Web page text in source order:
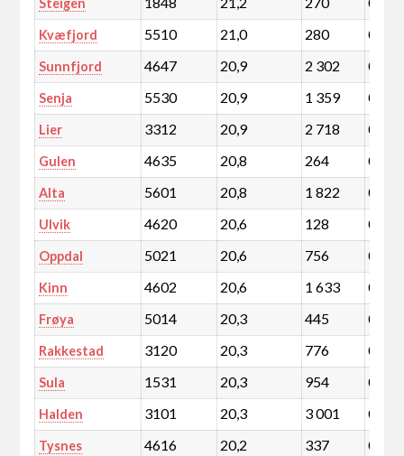
Kvæfjord 5510 21,0 280 0,0
Sunnfjord 4647 20,9 2 302 0,4
Senja 5530 20,9 1 359 0,2
Lier 3312 20,9 2 718 0,5
Gulen 4635 20,8 264 0,0
Alta 5601 20,8 1 822 0,3
Ulvik 4620 20,6 128 0,0
Oppdal 5021 20,6 756 0,1
Kinn 4602 20,6 1 633 0,3
Frøya 5014 20,3 445 0,1
Rakkestad 3120 20,3 776 0,1
Sula 1531 20,3 954 0,2
Halden 3101 20,3 3 001 0,5
Tysnes 4616 20,2 337 0,1